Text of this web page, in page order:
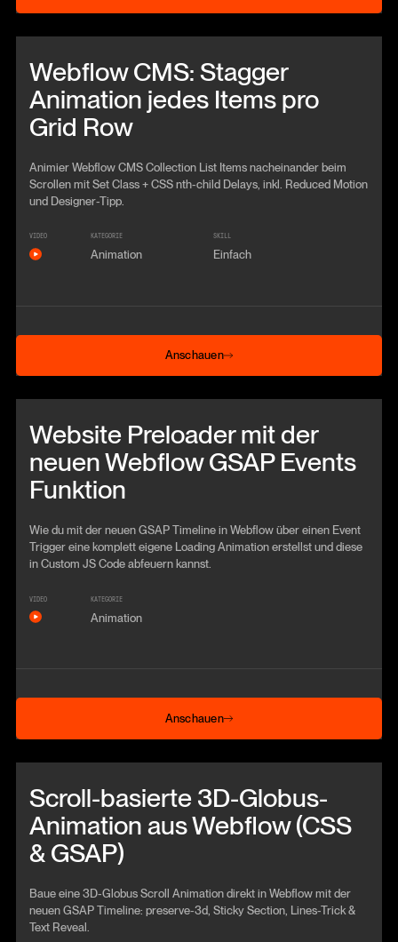
Webflow CMS: Stagger
Animation jedes Items pro
Grid Row
Animier Webflow CMS Collection List Items nacheinander beim
Scrollen mit Set Class + CSS nth-child Delays, inkl. Reduced Motion
und Designer-Tipp.
VIDEO KATEGORIE
Animation
SKILL
Einfach
Anschauen
Anschauen
Website Preloader mit der
neuen Webflow GSAP Events
Funktion
Wie du mit der neuen GSAP Timeline in Webflow über einen Event
Trigger eine komplett eigene Loading Animation erstellst und diese
in Custom JS Code abfeuern kannst.
VIDEO KATEGORIE
Animation
Anschauen
Anschauen
Scroll-basierte 3D-Globus-
Animation aus Webflow (CSS
& GSAP)
Baue eine 3D-Globus Scroll Animation direkt in Webflow mit der
neuen GSAP Timeline: preserve-3d, Sticky Section, Lines-Trick &
Text Reveal.